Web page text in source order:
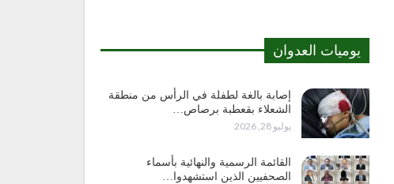
يوميات العدوان
إصابة بالغة لطفلة في الرأس من منطقة
الشعلاء بقعطبة برصاص…
يوليو 28, 2026
القائمة الرسمية والنهائية بأسماء
الصحفيين الذين استشهدوا…